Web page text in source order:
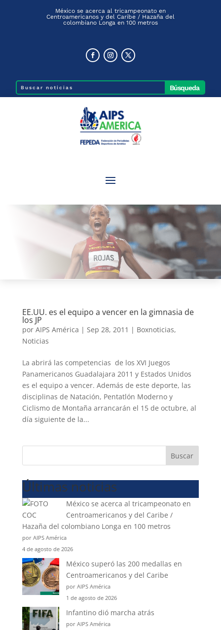
México se acerca al tricampeonato en
Centroamericanos y del Caribe / Hazaña del
colombiano Longa en 100 metros
EE.UU. es el equipo a vencer en la gimnasia de
los JP
por AIPS América | Sep 28, 2011 | Boxnoticias,
Noticias
La abrirá las competencias de los XVI Juegos
Panamericanos Guadalajara 2011 y Estados Unidos
es el equipo a vencer. Además de este deporte, las
disciplinas de Natación, Pentatlón Moderno y
Ciclismo de Montaña arrancarán el 15 de octubre, al
día siguiente de la...
Buscar
Últimas noticias
México se acerca al tricampeonato en
Centroamericanos y del Caribe /
Hazaña del colombiano Longa en 100 metros
por AIPS América
4 de agosto de 2026
México superó las 200 medallas en
Centroamericanos y del Caribe
por AIPS América
1 de agosto de 2026
Infantino dió marcha atrás
por AIPS América